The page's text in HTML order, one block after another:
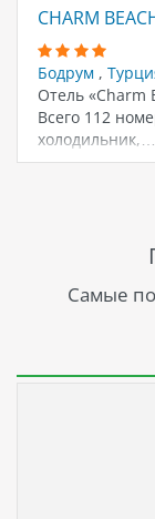
CHARM
Бодрум ,
Отель «Charm
Всего 112
холодильник,…
Самые